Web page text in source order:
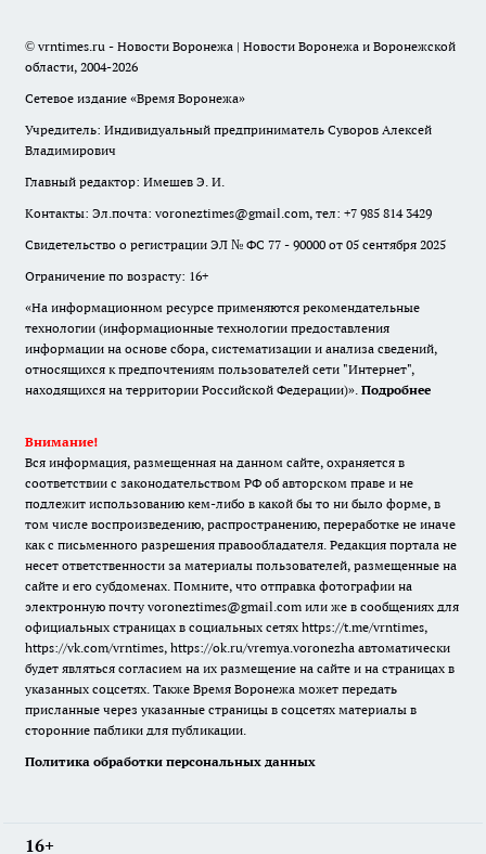
© vrntimes.ru - Новости Воронежа | Новости Воронежа и Воронежской
области, 2004-2026
Сетевое издание «Время Воронежа»
Учредитель: Индивидуальный предприниматель Суворов Алексей
Владимирович
Главный редактор: Имешев Э. И.
Контакты: Эл.почта: voroneztimes@gmail.com, тел: +7 985 814 3429
Свидетельство о регистрации ЭЛ № ФС 77 - 90000 от 05 сентября 2025
Ограничение по возрасту: 16+
«На информационном ресурсе применяются рекомендательные
технологии (информационные технологии предоставления
информации на основе сбора, систематизации и анализа сведений,
относящихся к предпочтениям пользователей сети "Интернет",
находящихся на территории Российской Федерации)». Подробнее
Внимание!
Вся информация, размещенная на данном сайте, охраняется в
соответствии с законодательством РФ об авторском праве и не
подлежит использованию кем-либо в какой бы то ни было форме, в
том числе воспроизведению, распространению, переработке не иначе
как с письменного разрешения правообладателя. Редакция портала не
несет ответственности за материалы пользователей, размещенные на
сайте и его субдоменах. Помните, что отправка фотографии на
электронную почту voroneztimes@gmail.com или же в сообщениях для
официальных страницах в социальных сетях https://t.me/vrntimes,
https://vk.com/vrntimes, https://ok.ru/vremya.voronezha автоматически
будет являться согласием на их размещение на сайте и на страницах в
указанных соцсетях. Также Время Воронежа может передать
присланные через указанные страницы в соцсетях материалы в
сторонние паблики для публикации.
Политика обработки персональных данных
16+